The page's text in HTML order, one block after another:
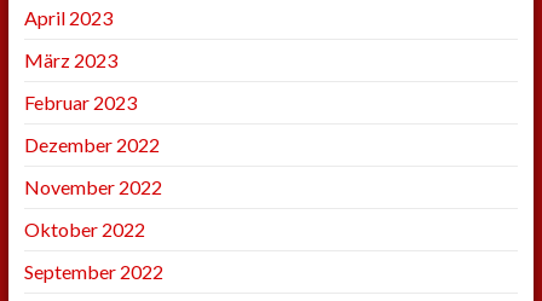
April 2023
März 2023
Februar 2023
Dezember 2022
November 2022
Oktober 2022
September 2022